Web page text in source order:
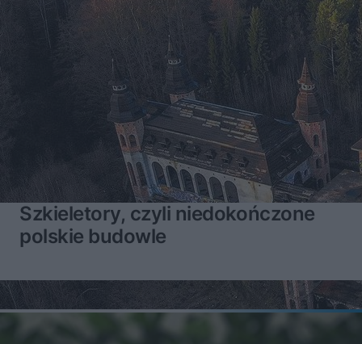
Szkieletory, czyli niedokończone
polskie budowle